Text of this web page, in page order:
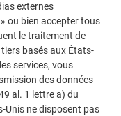
externes
ou bien accepter tous
le traitement de
basés aux États-
services, vous
des données
al. 1 lettre a) du
Unis ne disposent pas